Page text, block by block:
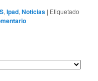
,Ipad,Noticias | Etiquetado